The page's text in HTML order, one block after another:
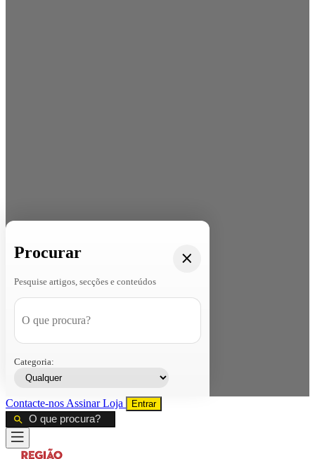
Procurar
Pesquise artigos, secções e conteúdos
Categoria:
Contacte-nos AssinarLoja Entrar